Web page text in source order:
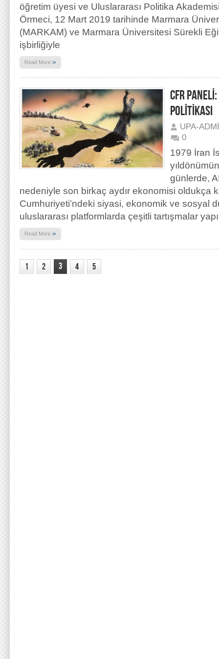
öğretim üyesi ve Uluslararası Politika
Örmeci, 12 Mart 2019 tarihinde Marmara
(MARKAM) ve Marmara Üniversitesi Sürekli
işbirliğiyle
Read More »
CFR
POLİTİKASI
UPA-
0
1979 İran
günlerde,
nedeniyle son birkaç aydır ekonomisi oldukça
Cumhuriyeti’ndeki siyasi, ekonomik ve sosyal
uluslararası platformlarda çeşitli tartışmalar
Read More »
1 2 3 4 5